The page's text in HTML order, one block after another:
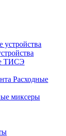
ТИСЭ
Расходные
миксеры